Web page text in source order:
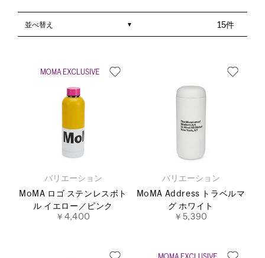
15件
並べ替え
バリエーション
MoMA ロゴ ステンレスボト
ル イエロー／ピンク
￥4,400
バリエーション
MoMA Address トラベルマ
グ ホワイト
￥5,390